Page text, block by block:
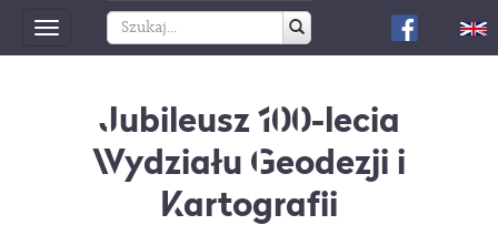
Toggle
navigation
Jubileusz 100-lecia
Wydziału Geodezji i
Kartografii